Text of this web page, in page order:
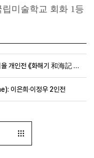
립미술학교 회화 1등
인천미술 올해의 작가 차기율 개인전 《화해기 和海記 Hwahaegi: Reconciling with the Sea》
이은희·이정우 2인전